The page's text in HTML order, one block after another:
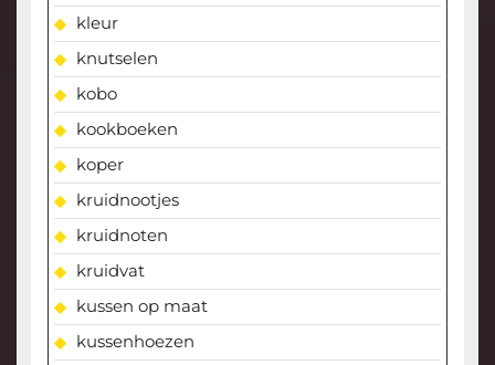
kleur
knutselen
kobo
kookboeken
koper
kruidnootjes
kruidnoten
kruidvat
kussen op maat
kussenhoezen